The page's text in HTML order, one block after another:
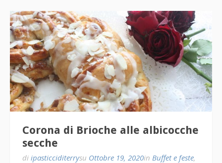
Corona di Brioche alle albicocche
secche
di ipasticciditerrysu Ottobre 19, 2020in Buffet e feste,